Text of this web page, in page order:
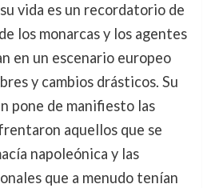
vida es un recordatorio de
los monarcas y los agentes
en un escenario europeo
y cambios drásticos. Su
pone de manifiesto las
aquellos que se
napoleónica y las
que a menudo tenían